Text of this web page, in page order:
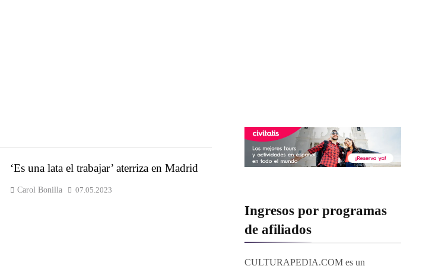
‘Es una lata el trabajar’ aterriza en Madrid
Carol Bonilla 07.05.2023
Ingresos por programas
de afiliados
CULTURAPEDIA.COM es un